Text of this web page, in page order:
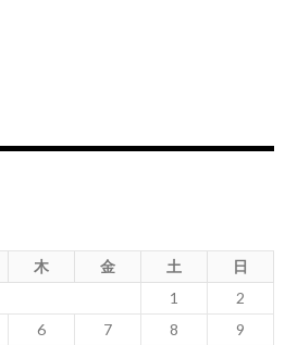
木 金 土
日
1
2
6 7 8
9